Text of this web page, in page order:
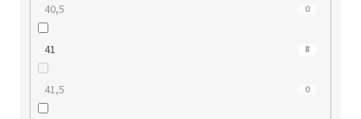
40,5 0
41 8
41,5 0